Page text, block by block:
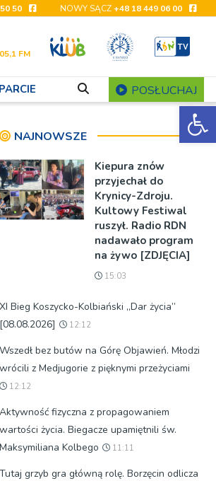
50 NOWY SĄCZ+48 18 449 06 00
FM
POSŁUCHAJ
NAJNOWSZE
Kiepura znów
przyjechał do
Krynicy-Zdroju.
Kultowy Festiwal
ruszył. Radio RDN
nadawało program
na żywo [ZDJĘCIA]
15:03
XI Bieg Koszycko-Kolbiański „Dar życia”
[08.08.2026]
12:12
Wszedł bez butów na Górę Objawień. Młodzi
wrócili z Medjugorie z pięknymi przeżyciami
12:12
Aktywność fizyczna z propagowaniem
wartości życia. Biegacze upamiętnili św.
Maksymiliana Kolbego
11:11
Tutaj grzyb gra główną rolę. Borzęcin odlicza